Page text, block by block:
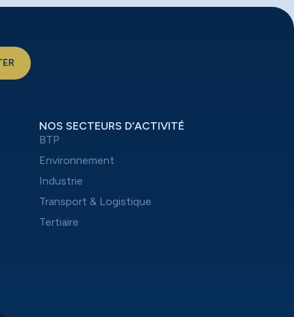
NOS SECTEURS D’ACTIVITÉ
BTP
Environnement
Industrie
Transport & Logistique
Tertiaire